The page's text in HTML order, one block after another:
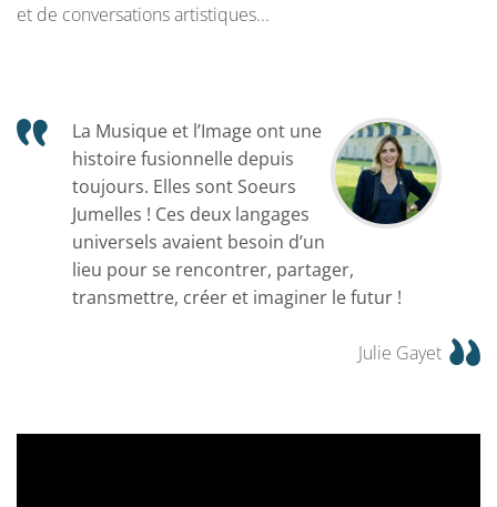
et de conversations artistiques...
La Musique et l’Image ont une
histoire fusionnelle depuis
toujours. Elles sont Soeurs
Jumelles ! Ces deux langages
universels avaient besoin d’un
lieu pour se rencontrer, partager,
transmettre, créer et imaginer le futur !
Julie Gayet